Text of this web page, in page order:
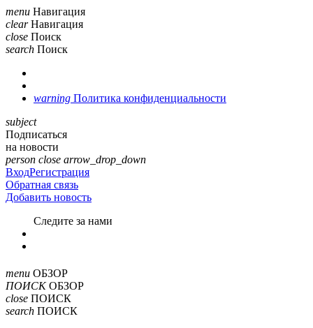
menu Навигация
clear Навигация
close Поиск
search Поиск
warning Политика конфиденциальности
subject
Подписаться
на новости
person close arrow_drop_down
ВходРегистрация
Обратная связь
Добавить новость
Cледите за нами
menu ОБЗОР
ПОИСК ОБЗОР
close ПОИСК
search ПОИСК